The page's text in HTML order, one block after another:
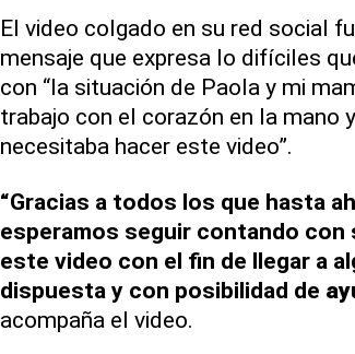
El video colgado en su red social
mensaje que expresa lo difíciles
con “la situación de Paola y mi
trabajo con el corazón en la mano
necesitaba hacer este video”.
“Gracias a todos los que hasta
esperamos seguir contando con
este video con el fin de llegar a
dispuesta y con posibilidad de
acompaña el video.